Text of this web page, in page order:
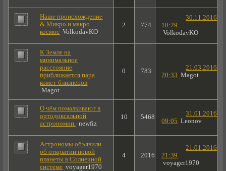
Наше происхождение
& Микро и макро
космос VolkodavKO
2 774
30.11.2016
10:29
VolkodavKO
К Земле на
минимальное
расстояние
приближается пара
комет-близнецов
Magot
0 783
21.03.2016
20:33 Magot
О чём помалкивают в
ортодоксальной
астрономии. newfiz
10 5468
31.01.2016
09:05 Leonov
Астрономы объявили
об открытии новой
планеты в Солнечной
системе voyager1970
4 2016
21.01.2016
21:39
voyager1970